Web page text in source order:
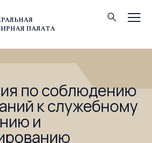
ПАЛАТА
палата, 2026
по соблюдению
к служебному
и